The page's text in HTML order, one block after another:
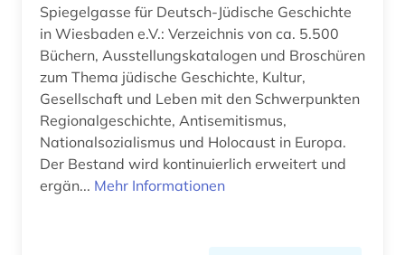
evangelische kirche (7)
evangelische kirche der pfalz (1)
evangelische kirche im rheinland (1)
evangelische kirche in deutschland (1)
Spiegelgasse für Deutsch-Jüdische Geschichte
in Wiesbaden e.V.: Verzeichnis von ca. 5.500
Büchern, Ausstellungskatalogen und Broschüren
zum Thema jüdische Geschichte, Kultur,
Gesellschaft und Leben mit den Schwerpunkten
Regionalgeschichte, Antisemitismus,
Nationalsozialismus und Holocaust in Europa.
Der Bestand wird kontinuierlich erweitert und
ergän... Mehr Informationen